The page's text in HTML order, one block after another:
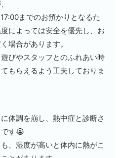
までのお預かりとなるた
によっては安全を優先し、お
場合があります。
びやスタッフとのふれあい時
もらえるよう工夫しておりま
体調を崩し、熱中症と診断さ
す😭
、湿度が高いと体内に熱がこ